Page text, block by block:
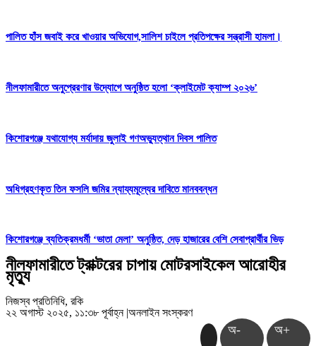
পালিত হাঁস জবাই করে খাওয়ার অভিযোগ,সালিশ চাইলে প্রতিপক্ষের সন্ত্রাসী হামলা।
নীলফামারীতে অনুপ্রেরণার উদ্যোগে অনুষ্ঠিত হলো ‘ক্লাইমেট ক্যাম্প ২০২৬’
কিশোরগঞ্জে যথাযোগ্য মর্যাদায় জুলাই গণঅভ্যুত্থান দিবস পালিত
অধিগ্রহণকৃত তিন ফসলি জমির ন্যায্যমূল্যের দাবিতে মানববন্ধন
কিশোরগঞ্জে ব্যতিক্রমধর্মী ‘ভাতা মেলা’ অনুষ্ঠিত, দেড় হাজারের বেশি সেবাপ্রার্থীর ভিড়
নীলফামারীতে ট্রাক্টরের চাপায় মোটরসাইকেল আরোহীর
মৃত্যু
নিজস্ব প্রতিনিধি, রকি
২২ অগাস্ট ২০২৫, ১১:৩৮ পূর্বাহ্ন |অনলাইন সংস্করণ
অ- অ+